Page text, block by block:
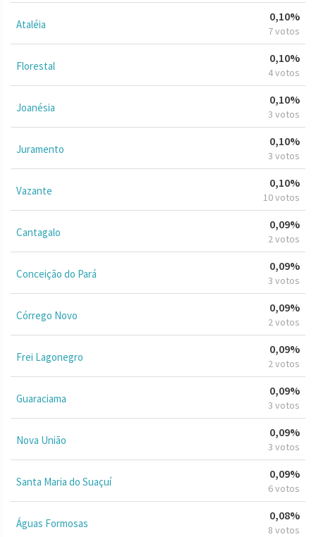
Ataléia
0,10%
7 votos
Florestal
0,10%
4 votos
Joanésia
0,10%
3 votos
Juramento
0,10%
3 votos
Vazante
0,10%
10 votos
Cantagalo
0,09%
2 votos
Conceição do Pará
0,09%
3 votos
Córrego Novo
0,09%
2 votos
Frei Lagonegro
0,09%
2 votos
Guaraciama
0,09%
3 votos
Nova União
0,09%
3 votos
Santa Maria do Suaçuí
0,09%
6 votos
Águas Formosas
0,08%
8 votos